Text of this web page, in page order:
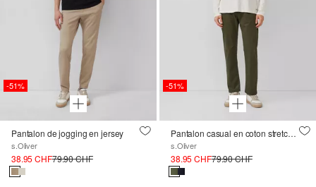
-51%
Pantalon de jogging en jersey
s.Oliver
38.95 CHF79.90 CHF
-51%
Pantalon casual en coton stretch avec mini-imprimé délavé
s.Oliver
38.95 CHF79.90 CHF